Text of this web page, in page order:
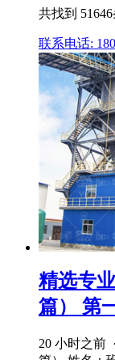
共找到
联系电话:
精选专
篇） 第
20 小时之前